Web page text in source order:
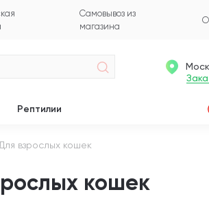
Самовывоз из
магазина
Рептилии
Для взрослых кошек
кошек